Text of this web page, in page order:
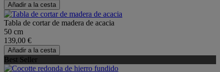
Añadir a la cesta
Tabla de cortar de madera de acacia
50 cm
139,00 €
Añadir a la cesta
Best Seller